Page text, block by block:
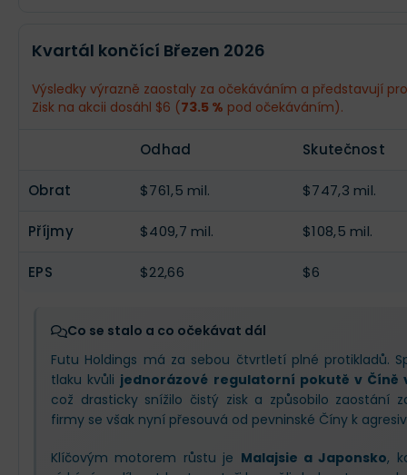
Příjmy $417,5 mil. --
$23,1 --
Kvartál končící Březen 2026
Výsledky výrazně zaostaly za očekáváním a představují
Zisk na akcii dosáhl $6 (73.5 % pod očekáváním).
Odhad Skutečnost
Obrat $761,5 mil. $747,3 mil.
Příjmy $409,7 mil. $108,5 mil.
EPS $22,66 $6
Co se stalo a co očekávat dál
Futu Holdings má za sebou čtvrtletí plné protikladů.
tlaku kvůli jednorázové regulatorní pokutě v Číně
což drasticky snížilo čistý zisk a způsobilo zaostání
firmy se však nyní přesouvá od pevninské Číny k
Klíčovým motorem růstu je Malajsie a Japonsko,